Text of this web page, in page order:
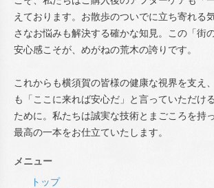
えております。お散歩のついでに立ち寄れる
さなお悩みも解決する確かな知見。この「街
安心感こそが、めがねの荒木の誇りです。
これからも横須賀の皆様の健康な視界を支え
も「ここに来れば安心だ」と言っていただけ
ために。私たちは誠実な技術とまごころを持
最高の一本をお仕立ていたします。
メニュー
トップ